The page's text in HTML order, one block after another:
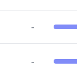
-
-